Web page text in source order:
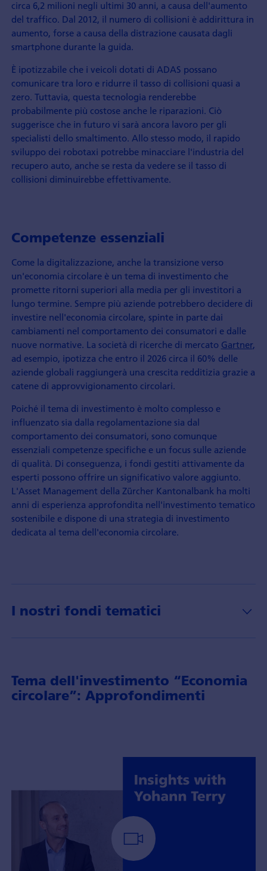
circa 6,2 milioni negli ultimi 30 anni, a causa dell'aumento
del traffico. Dal 2012, il numero di collisioni è addirittura in
aumento, forse a causa della distrazione causata dagli
smartphone durante la guida.
È ipotizzabile che i veicoli dotati di ADAS possano
comunicare tra loro e ridurre il tasso di collisioni quasi a
zero. Tuttavia, questa tecnologia renderebbe
probabilmente più costose anche le riparazioni. Ciò
suggerisce che in futuro vi sarà ancora lavoro per gli
specialisti dello smaltimento. Allo stesso modo, il rapido
sviluppo dei robotaxi potrebbe minacciare l'industria del
recupero auto, anche se resta da vedere se il tasso di
collisioni diminuirebbe effettivamente.
Competenze essenziali
Come la digitalizzazione, anche la transizione verso
un'economia circolare è un tema di investimento che
promette ritorni superiori alla media per gli investitori a
lungo termine. Sempre più aziende potrebbero decidere di
investire nell'economia circolare, spinte in parte dai
cambiamenti nel comportamento dei consumatori e dalle
nuove normative. La società di ricerche di mercato Gartner,
ad esempio, ipotizza che entro il 2026 circa il 60% delle
aziende globali raggiungerà una crescita redditizia grazie a
catene di approvvigionamento circolari.
Poiché il tema di investimento è molto complesso e
influenzato sia dalla regolamentazione sia dal
comportamento dei consumatori, sono comunque
essenziali competenze specifiche e un focus sulle aziende
di qualità. Di conseguenza, i fondi gestiti attivamente da
esperti possono offrire un significativo valore aggiunto.
L'Asset Management della Zürcher Kantonalbank ha molti
anni di esperienza approfondita nell'investimento tematico
sostenibile e dispone di una strategia di investimento
dedicata al tema dell'economia circolare.
I nostri fondi tematici
Tema dell'investimento “Economia
circolare”: Approfondimenti